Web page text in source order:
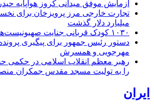
آزمایش موفق میدانی کروز هواپایه حیدر
تجارت خارجی مرز پرویزخان برای
میلیارد دلار گذشت
۱۰۳۰ کودک قربانی جنایت صهیونیست‌ها
دستور رئیس جمهور برای پیگیری
مهرجویی و همسرش
رهبر معظم انقلاب اسلامی در حکمی
را به تولیت مسجد مقدس جمکران
ایران